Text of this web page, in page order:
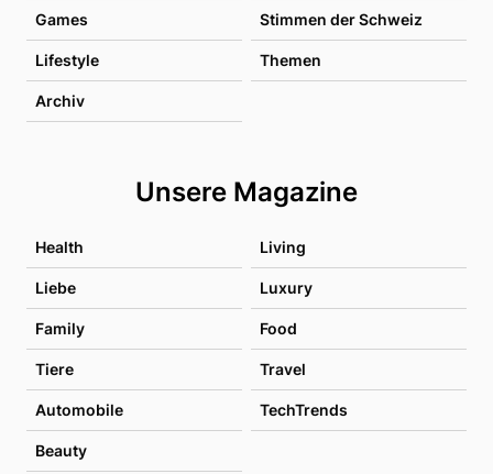
Games Stimmen der Schweiz
Lifestyle Themen
Archiv
Unsere Magazine
Health Living
Liebe Luxury
Family Food
Tiere Travel
Automobile TechTrends
Beauty